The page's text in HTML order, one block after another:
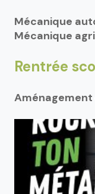
Mécanique
Mécanique
Rentrée